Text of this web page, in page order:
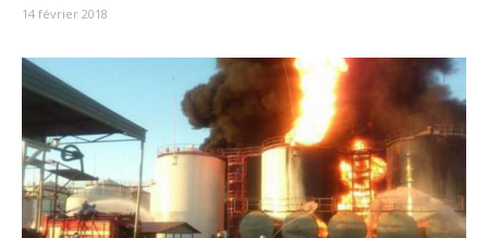
14 février 2018